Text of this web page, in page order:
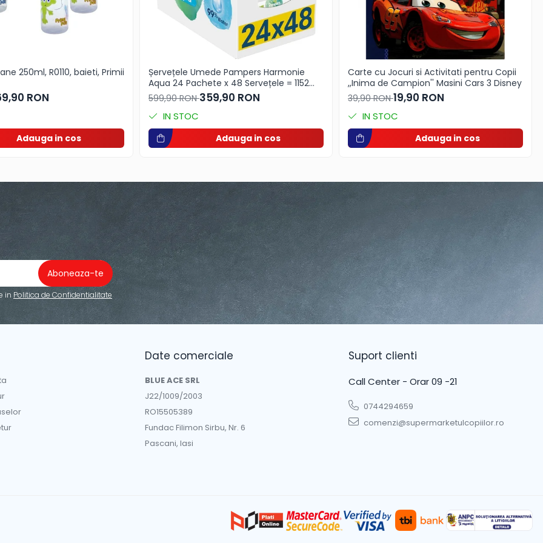
250ml, R0110, baieti, Primii
RON
Adauga in cos
Șervețele Umede Pampers Harmonie
Aqua 24 Pachete x 48 Servețele = 1152
Servețele pentru Bebeluși, protejează
împotriva iritațiilor pielii, loțiune delicată
cu 99% apă pura
599,90 RON359,90 RON
IN STOC
Adauga in cos
Carte cu Jocuri si Activitati pentru Copii
,,Inima de Campion'' Masini Cars 3 Disney
39,90 RON19,90 RON
IN STOC
Adauga in cos
in Politica de Confidentialitate
Date comerciale
BLUE ACE SRL
J22/1009/2003
RO15505389
Fundac Filimon Sirbu, Nr. 6
Pascani, Iasi
Suport clienti
Call Center - Orar 09 -21
0744294659
comenzi@supermarketulcopiilor.ro